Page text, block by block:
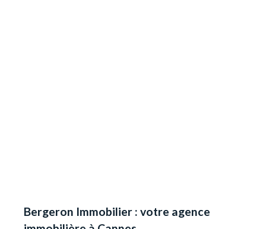
Bergeron Immobilier : votre agence